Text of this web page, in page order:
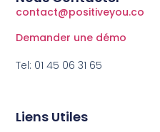
Liens Utiles
contact@positiveyou.co
Demander une démo
Tel: 01 45 06 31 65